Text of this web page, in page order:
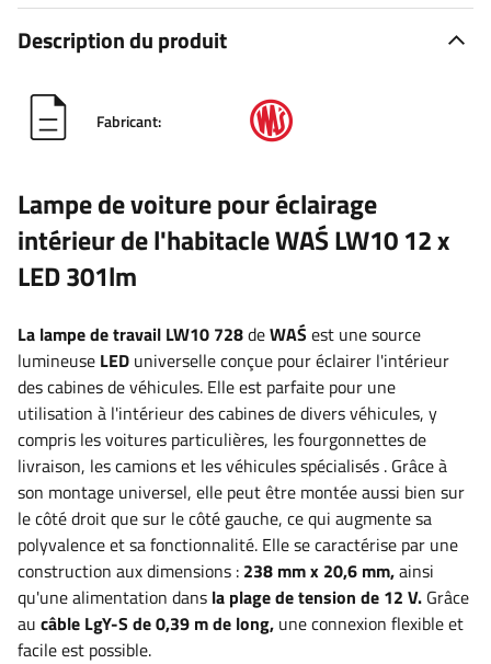
Description du produit
Fabricant:
Lampe de voiture pour éclairage
intérieur de l'habitacle WAŚ LW10 12 x
LED 301lm
La lampe de travail LW10 728deWAŚ est une source
lumineuse LED universelleconçue pour éclairer l'intérieur
des cabines de véhicules. Elle est parfaite pour une
utilisation à l'intérieur des cabines de divers véhicules, y
compris les voitures particulières, les fourgonnettes de
livraison, les camions et les véhicules spécialisés . Grâce à
son montage universel, elle peut être montée aussi bien sur
le côté droit que sur le côté gauche, ce qui augmente sa
polyvalence et sa fonctionnalité. Elle se caractérise par une
construction aux dimensions : 238 mm x 20,6 mm,ainsi
qu'une alimentation dans la plage de tension de 12 V. Grâce
au câble LgY-S de 0,39 m de long, une connexion flexible et
facileest possible.